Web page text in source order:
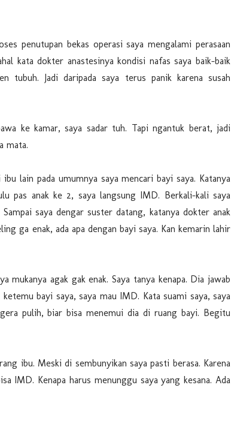
penutupan bekas operasi saya mengalami perasaan
kata dokter anastesinya kondisi nafas saya baik-baik
tubuh. Jadi daripada saya terus panik karena susah
ke kamar, saya sadar tuh. Tapi ngantuk berat, jadi
mata.
lain pada umumnya saya mencari bayi saya. Katanya
pas anak ke 2, saya langsung IMD. Berkali-kali saya
saya dengar suster datang, katanya dokter anak
ga enak, ada apa dengan bayi saya. Kan kemarin lahir
mukanya agak gak enak. Saya tanya kenapa. Dia jawab
bayi saya, saya mau IMD. Kata suami saya, saya
pulih, biar bisa menemui dia di ruang bayi. Begitu
ibu. Meski di sembunyikan saya pasti berasa. Karena
IMD. Kenapa harus menunggu saya yang kesana. Ada